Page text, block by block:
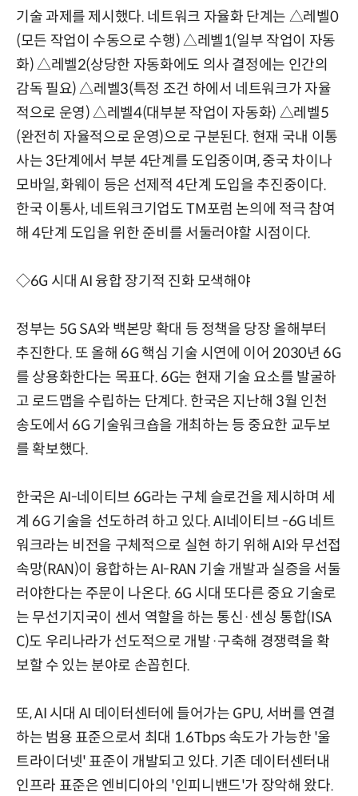
기술 과제를 제시했다. 네트워크 자율화 단계는 △레벨0
(모든 작업이 수동으로 수행) △레벨1(일부 작업이 자동
화) △레벨2(상당한 자동화에도 의사 결정에는 인간의
감독 필요) △레벨3(특정 조건 하에서 네트워크가 자율
적으로 운영) △레벨4(대부분 작업이 자동화) △레벨5
(완전히 자율적으로 운영)으로 구분된다. 현재 국내 이통
사는 3단계에서 부분 4단계를 도입중이며, 중국 차이나
모바일, 화웨이 등은 선제적 4단계 도입을 추진중이다.
한국 이통사, 네트워크기업도 TM포럼 논의에 적극 참여
해 4단계 도입을 위한 준비를 서둘러야할 시점이다.
◇6G 시대 AI 융합 장기적 진화 모색해야
정부는 5G SA와 백본망 확대 등 정책을 당장 올해부터
추진한다. 또 올해 6G 핵심 기술 시연에 이어 2030년 6G
를 상용화한다는 목표다. 6G는 현재 기술 요소를 발굴하
고 로드맵을 수립하는 단계다. 한국은 지난해 3월 인천
송도에서 6G 기술워크숍을 개최하는 등 중요한 교두보
를 확보했다.
한국은 AI-네이티브 6G라는 구체 슬로건을 제시하며 세
계 6G 기술을 선도하려 하고 있다. AI네이티브 -6G 네트
워크라는 비전을 구체적으로 실현 하기 위해 AI와 무선접
속망(RAN)이 융합하는 AI-RAN 기술 개발과 실증을 서둘
러야한다는 주문이 나온다. 6G 시대 또다른 중요 기술로
는 무선기지국이 센서 역할을 하는 통신·센싱 통합(ISA
C)도 우리나라가 선도적으로 개발·구축해 경쟁력을 확
보할 수 있는 분야로 손꼽힌다.
또, AI 시대 AI 데이터센터에 들어가는 GPU, 서버를 연결
하는 범용 표준으로서 최대 1.6Tbps 속도가 가능한 '울
트라이더넷' 표준이 개발되고 있다. 기존 데이터센터내
인프라 표준은 엔비디아의 '인피니밴드'가 장악해 왔다.